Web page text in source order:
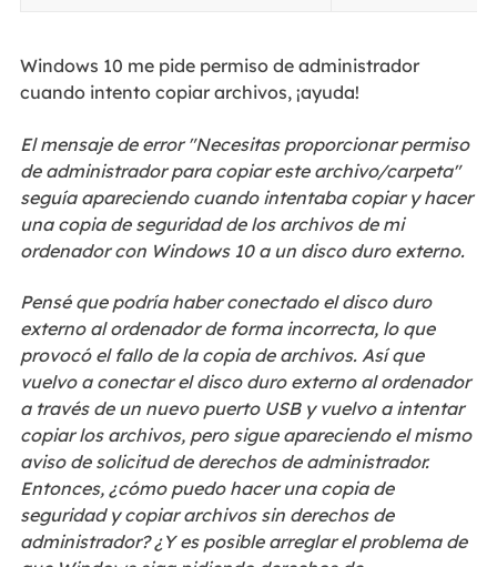
Windows 10 me pide permiso de administrador
cuando intento copiar archivos, ¡ayuda!
El mensaje de error "Necesitas proporcionar permiso
de administrador para copiar este archivo/carpeta"
seguía apareciendo cuando intentaba copiar y hacer
una copia de seguridad de los archivos de mi
ordenador con Windows 10 a un disco duro externo.
Pensé que podría haber conectado el disco duro
externo al ordenador de forma incorrecta, lo que
provocó el fallo de la copia de archivos. Así que
vuelvo a conectar el disco duro externo al ordenador
a través de un nuevo puerto USB y vuelvo a intentar
copiar los archivos, pero sigue apareciendo el mismo
aviso de solicitud de derechos de administrador.
Entonces, ¿cómo puedo hacer una copia de
seguridad y copiar archivos sin derechos de
administrador? ¿Y es posible arreglar el problema de